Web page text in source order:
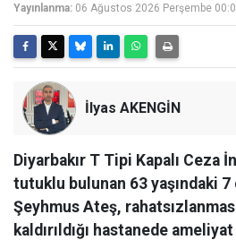
Yayınlanma: 06 Ağustos 2026 Perşembe
İlyas AKENGİN
Diyarbakır T Tipi Kapalı Ceza
tutuklu bulunan 63 yaşındaki 7
Şeyhmus Ateş,
kaldırıldığı hastanede ameliyat